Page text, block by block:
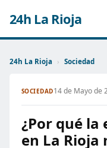
24h La Rioja
24h La Rioja › Sociedad
SOCIEDAD14 de Mayo de
¿Por qué la
en La Rioja